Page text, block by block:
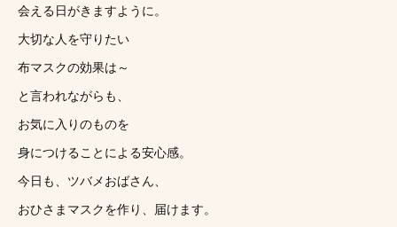
会える日がきますように。
大切な人を守りたい
布マスクの効果は～
と言われながらも、
お気に入りのものを
身につけることによる安心感。
今日も、ツバメおばさん、
おひさまマスクを作り、届けます。